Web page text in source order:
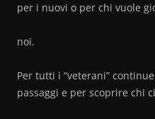
per i nuovi o per chi vuole
noi.
Per tutti i “veterani”
passaggi e per scoprire chi